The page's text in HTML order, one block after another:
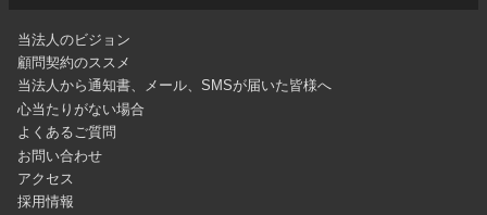
当法人のビジョン
顧問契約のススメ
当法人から通知書、メール、SMSが届いた皆様へ
心当たりがない場合
よくあるご質問
お問い合わせ
アクセス
採用情報